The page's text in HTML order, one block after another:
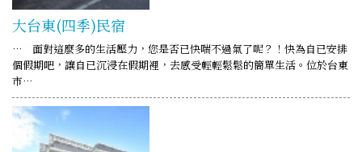
大台東(四季)民宿
… 面對這麼多的生活壓力，您是否已快喘不過氣了呢？！快為自已安排
個假期吧，讓自已沉浸在假期裡，去感受輕輕鬆鬆的簡單生活。位於台東
市…